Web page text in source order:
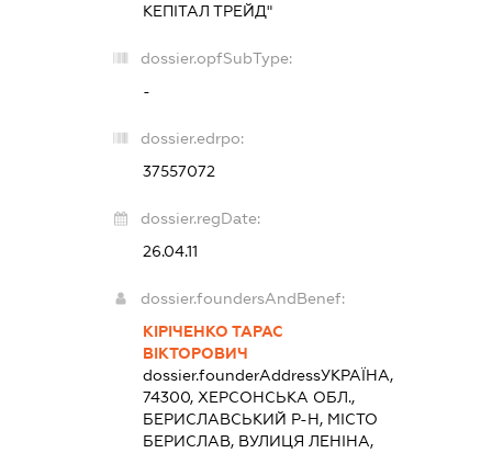
КЕПІТАЛ ТРЕЙД"
dossier.opfSubType:
-
dossier.edrpo:
37557072
dossier.regDate:
26.04.11
dossier.foundersAndBenef:
КІРІЧЕНКО ТАРАС
ВІКТОРОВИЧ
dossier.founderAddressУКРАЇНА,
74300, ХЕРСОНСЬКА ОБЛ.,
БЕРИСЛАВСЬКИЙ Р-Н, МІСТО
БЕРИСЛАВ, ВУЛИЦЯ ЛЕНІНА,